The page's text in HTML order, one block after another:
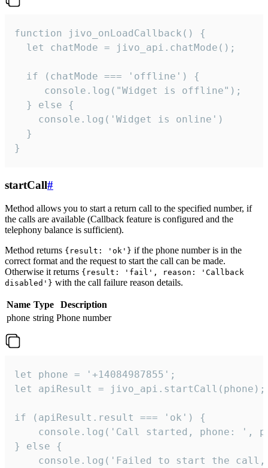
function jivo_onLoadCallback() {
  let chatMode = jivo_api.chatMode();
  if (chatMode === 'offline') {
     console.log("Widget is offline");
  } else {
    console.log('Widget is online')
  }
}
startCall#
Method allows you to start a return call to the specified number, if
the calls are available (Callback feature is configured and the
telephony balance is sufficient).
Method returns {result: 'ok'} if the phone number is in the
correct format and the request to start the call can be made.
Otherwise it returns {result: 'fail', reason: 'Callback
disabled'} with the call failure reason details.
Name Type
Description
phone string Phone number
let phone = '+14084987855';
let apiResult = jivo_api.startCall(phone);
if (apiResult.result === 'ok') {
console.log('Call started, phone: ',
} else {
console.log('Failed to start the